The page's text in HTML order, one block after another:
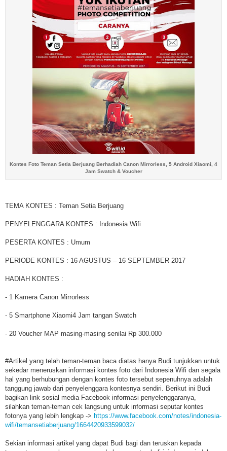
Kontes Foto Teman Setia Berjuang Berhadiah Canon Mirrorless, 5 Android Xiaomi, 4
Jam Swatch & Voucher
TEMA KONTES : Teman Setia Berjuang
PENYELENGGARA KONTES : Indonesia Wifi
PESERTA KONTES : Umum
PERIODE KONTES : 16 AGUSTUS – 16 SEPTEMBER 2017
HADIAH KONTES :
- 1 Kamera Canon Mirrorless
- 5 Smartphone Xiaomi4 Jam tangan Swatch
- 20 Voucher MAP masing-masing senilai Rp 300.000
#Artikel yang telah teman-teman baca diatas hanya Budi tunjukkan untuk
sekedar meneruskan informasi kontes foto dari Indonesia Wifi dan segala
hal yang berhubungan dengan kontes foto tersebut sepenuhnya adalah
tanggung jawab dari penyelenggara kontesnya sendiri. Berikut ini Budi
bagikan link sosial media Facebook informasi penyelenggaranya,
silahkan teman-teman cek langsung untuk informasi seputar kontes
fotonya yang lebih lengkap -> https://www.facebook.com/notes/indonesia-
wifi/temansetiaberjuang/1664420933599032/
Sekian informasi artikel yang dapat Budi bagi dan teruskan kepada